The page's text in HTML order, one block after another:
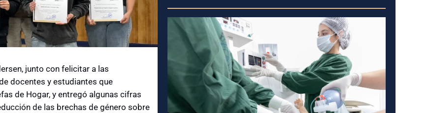
junto con felicitar a las
docentes y estudiantes que
de Hogar, y entregó algunas cifras
de las brechas de género sobre